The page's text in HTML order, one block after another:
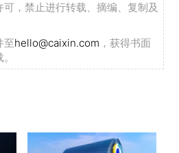
，禁止进行转载、摘编、复制及
至hello@caixin.com ，获得书面